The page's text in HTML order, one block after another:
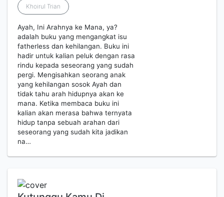
Khoirul Trian
Ayah, Ini Arahnya ke Mana, ya?
adalah buku yang mengangkat isu
fatherless dan kehilangan. Buku ini
hadir untuk kalian peluk dengan rasa
rindu kepada seseorang yang sudah
pergi. Mengisahkan seorang anak
yang kehilangan sosok Ayah dan
tidak tahu arah hidupnya akan ke
mana. Ketika membaca buku ini
kalian akan merasa bahwa ternyata
hidup tanpa sebuah arahan dari
seseorang yang sudah kita jadikan
na…